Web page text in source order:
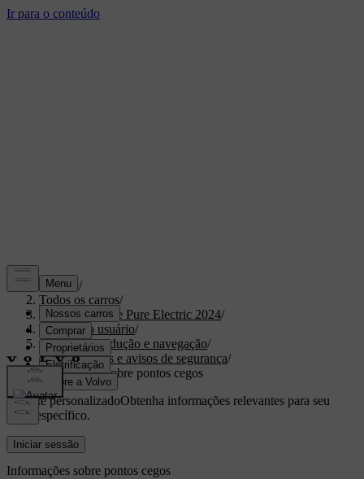
Suporte/
Todos os carros/
XC40 Recharge Pure Electric 2024/
Manual do usuário/
Suporte à condução e navegação/
Intervenções e avisos de segurança/
Informações sobre pontos cegos
Suporte personalizadoObtenha informações relevantes para seu
carro específico.
Iniciar sessão
Informações sobre pontos cegos